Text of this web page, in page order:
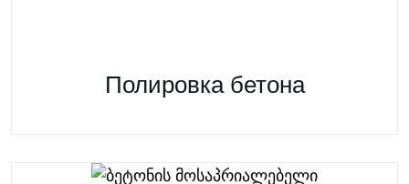
Полировка бетона